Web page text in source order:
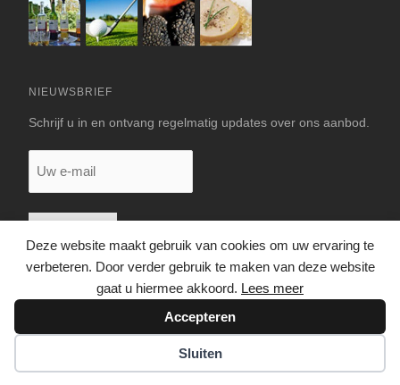
Deze website maakt gebruik van cookies om uw ervaring te
verbeteren. Door verder gebruik te maken van deze website
gaat u hiermee akkoord. Lees meer
Accepteren
Sluiten
NIEUWSBRIEF
Schrijf u in en ontvang regelmatig updates over ons aanbod.
e-